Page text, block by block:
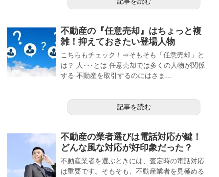
不動産の『任意売却』はちょっと複
雑！抑えておきたい登場人物
こちらもチェック！⇒そもそも「任意売却」と
は？ 人･･･とは 任意売却では多くの人物が関係
する 不動産を取引するのにはさま...
記事を読む
不動産の業者選びは電話対応が鍵！
どんな風な対応が好印象だった？
不動産業者を選ぶときには、査定時の電話対応
は重要です。そもそも、不動産業者を見極める